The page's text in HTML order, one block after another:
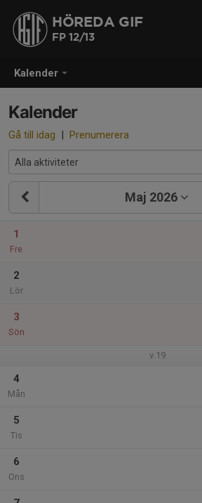
Kalender
HÖREDA GIF
FP 12/13
Kalender
Gå till idag | Prenumerera
Maj 2026
1
Fre
2
Lör
3
Sön
v.19
4
Mån
5
Tis
6
Ons